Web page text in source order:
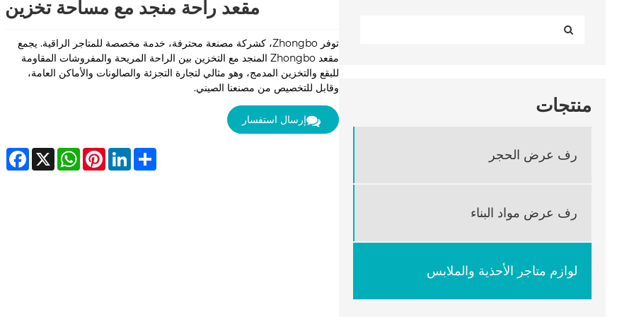
منتجات
رف عرض الحجر
رف عرض مواد البناء
لوازم متاجر الأحذية والملابس
مقعد راحة منجد مع مساحة تخزين
توفر Zhongbo، كشركة مصنعة محترفة، خدمة مخصصة للمتاجر الراقية. يجمع
مقعد Zhongbo المنجد مع التخزين بين الراحة المريحة والمفروشات المقاومة
للبقع والتخزين المدمج، وهو مثالي لتجارة التجزئة والصالونات والأماكن العامة،
وقابل للتخصيص من مصنعنا الصيني.
إرسال استفسار
X
WhatsAppPinterestLinkedInShare